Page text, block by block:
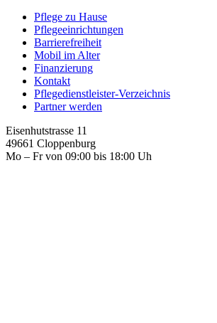
Pflege zu Hause
Pflegeeinrichtungen
Barrierefreiheit
Mobil im Alter
Finanzierung
Kontakt
Pflegedienstleister-Verzeichnis
Partner werden
Eisenhutstrasse 11
49661 Cloppenburg
Mo – Fr von 09:00 bis 18:00 Uh